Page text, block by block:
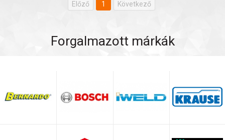
Előző 1 Következő
Forgalmazott márkák